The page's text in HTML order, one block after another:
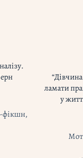
,
ламати
у